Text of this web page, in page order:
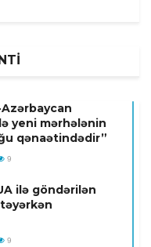
yeni mərhələnin
qənaətindədir”
9
ilə göndərilən
9